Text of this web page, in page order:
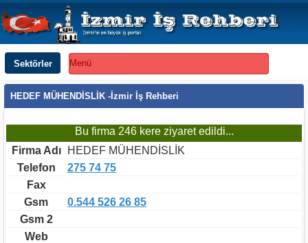
Sektörler Menü
HEDEF MÜHENDİSLİK -İzmir İş Rehberi
Bu firma 246 kere ziyaret edildi...
Firma Adı
HEDEF MÜHENDİSLİK
Telefon
275 74 75
Fax
Gsm
0.544 526 26 85
Gsm 2
Web